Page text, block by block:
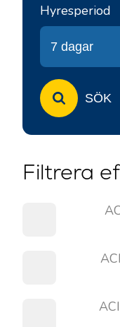
Hyresperiod
SÖK
Filtrera